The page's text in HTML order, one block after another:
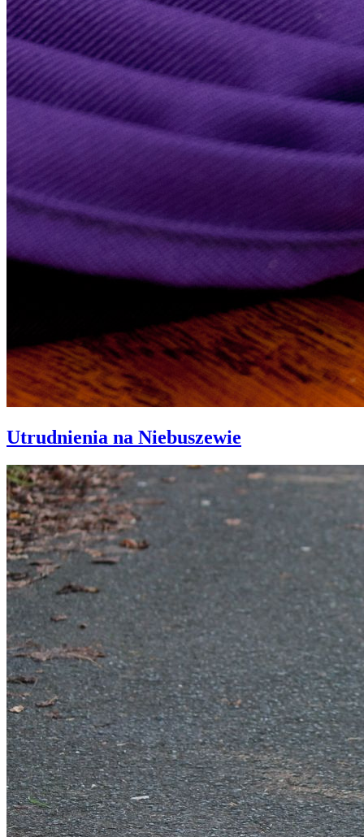
Utrudnienia na Niebuszewie